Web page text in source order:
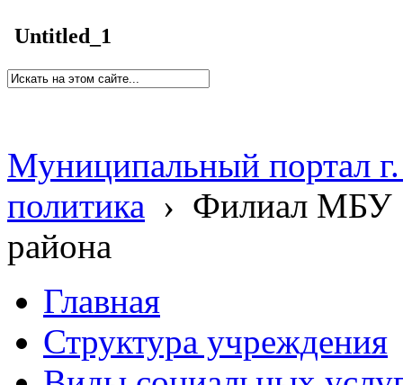
Untitled_1
Муниципальный портал
политика › Филиал МБУ
района
Главная
Структура учреждения